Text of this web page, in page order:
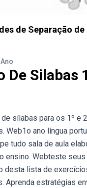
de Separação
De Silabas
sílabas para os 1º e
Web1o ano língua
tudo sala de aula
ensino. Webteste
desta lista de
Aprenda estratégias